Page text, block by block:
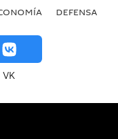
DEFENSA
VK